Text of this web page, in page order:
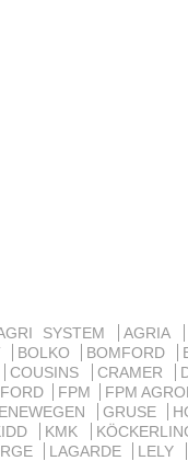
SYSTEM
AGRIA
BOLKO BOMFORD
COUSINS CRAMER
FORD FPM
FPM
GRUSE
KMK
LAGARDE
LELY